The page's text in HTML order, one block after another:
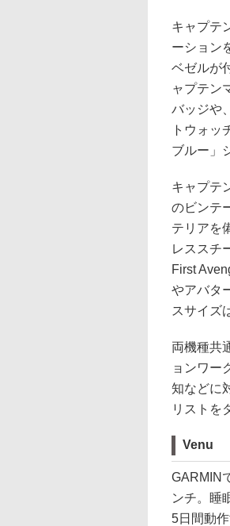
キャプテ
ーション
ベゼルが
ャプテン
バッジや
トウォッ
ブルー」
キャプテ
のビンテ
テリアを
レススチ
First
やアバタ
スサイズ
両機種共
ョンワー
知などに
リストを
Venu
GARMIN
ンチ。睡
5日間動